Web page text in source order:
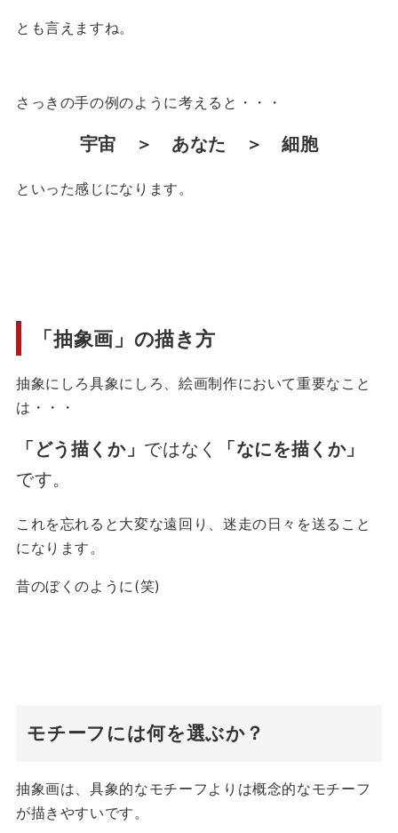
とも言えますね。
さっきの手の例のように考えると・・・
宇宙 ＞ あなた ＞ 細胞
といった感じになります。
「抽象画」の描き方
抽象にしろ具象にしろ、絵画制作において重要なこと
は・・・
「どう描くか」 ではなく
「なにを描くか」
です。
これを忘れると大変な遠回り、迷走の日々を送ること
になります。
昔のぼくのように(笑)
モチーフには何を選ぶか？
抽象画は、具象的なモチーフよりは概念的なモチーフ
が描きやすいです。